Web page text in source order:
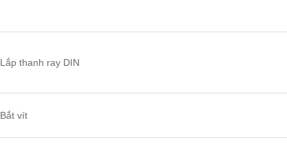
Lắp thanh ray DIN
Bắt vít